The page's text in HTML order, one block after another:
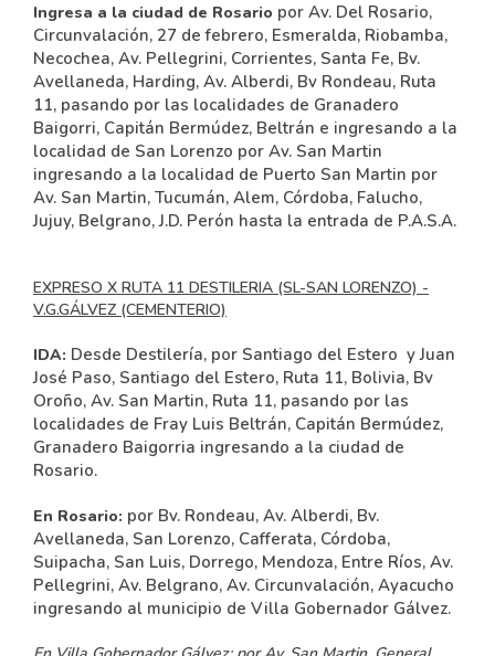
Ingresa a la ciudad de Rosario por Av. Del Rosario,
Circunvalación, 27 de febrero, Esmeralda, Riobamba,
Necochea, Av. Pellegrini, Corrientes, Santa Fe, Bv.
Avellaneda, Harding, Av. Alberdi, Bv Rondeau, Ruta
11, pasando por las localidades de Granadero
Baigorri, Capitán Bermúdez, Beltrán e ingresando a la
localidad de San Lorenzo por Av. San Martin
ingresando a la localidad de Puerto San Martin por
Av. San Martin, Tucumán, Alem, Córdoba, Falucho,
Jujuy, Belgrano, J.D. Perón hasta la entrada de P.A.S.A.
EXPRESO X RUTA 11 DESTILERIA (SL-SAN LORENZO) -
V.G.GÁLVEZ (CEMENTERIO)
IDA: Desde Destilería, por Santiago del Estero y Juan
José Paso, Santiago del Estero, Ruta 11, Bolivia, Bv
Oroño, Av. San Martin, Ruta 11, pasando por las
localidades de Fray Luis Beltrán, Capitán Bermúdez,
Granadero Baigorria ingresando a la ciudad de
Rosario.
En Rosario: por Bv. Rondeau, Av. Alberdi, Bv.
Avellaneda, San Lorenzo, Cafferata, Córdoba,
Suipacha, San Luis, Dorrego, Mendoza, Entre Ríos, Av.
Pellegrini, Av. Belgrano, Av. Circunvalación, Ayacucho
ingresando al municipio de Villa Gobernador Gálvez.